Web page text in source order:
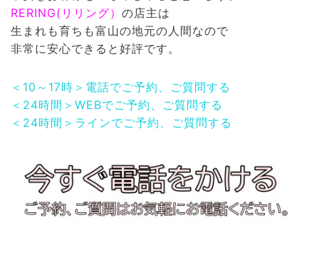
RERING(リリング） の店主は
生まれも育ちも富山の地元の人間なので
非常に安心できると好評です。
＜10～17時＞電話でご予約、ご質問する
＜24時間＞WEBでご予約、ご質問する
＜24時間＞ラインでご予約、ご質問する